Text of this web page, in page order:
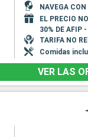
NAVEGA
EL PRECIO
30% DE AFIP
TARIFA NO
Comidas
VER LAS